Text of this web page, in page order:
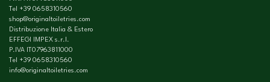
Tel +39 0658310560
shop@originaltoiletries.com
Distribuzione Italia & Estero
EFFEGI IMPEX s.r.l.
P.IVA IT07963811000
Tel +39 0658310560
info@originaltoiletries.com